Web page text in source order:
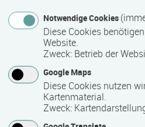
Abschlussart
Teilnahmebestätigung / Zertifikat
Nähere Bezeichnung des
Qualifizierungsmodule für
Notwendige Cookies
Diese Cookies
Website.
Zweck: Betrieb der
Google Maps
Diese Cookies nutzen
Kartenmaterial.
Zweck: